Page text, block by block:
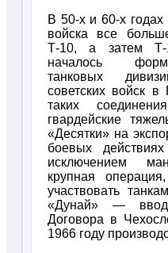
В 50-х и 60-х
войска все
Т-10, а затем
началось
танковых
советских войск
таких
гвардейские
«Десятки» на
боевых
исключением
крупная
участвовать
«Дунай» — ввод
Договора в
1966 году